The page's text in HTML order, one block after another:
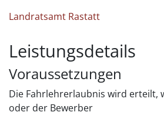
Landratsamt Rastatt
Leistungsdetails
Voraussetzungen
Die Fahrlehrerlaubnis wird erteilt,
oder der Bewerber